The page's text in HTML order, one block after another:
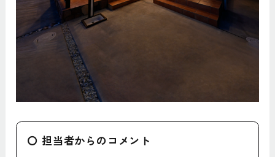
〇 担当者からのコメント